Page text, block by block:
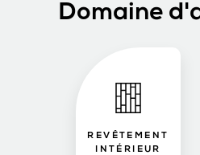
Domaine
REVÊTEMENT
INTÉRIEUR